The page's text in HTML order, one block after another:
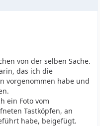
von der selben Sache.
das ich die
vorgenommen habe und
ein Foto vom
Tastköpfen, an
habe, beigefügt.